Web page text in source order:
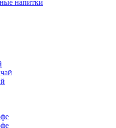
напитки